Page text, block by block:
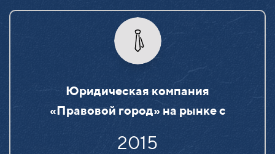
Юридическая компания
«Правовой город» на рынке c
2015